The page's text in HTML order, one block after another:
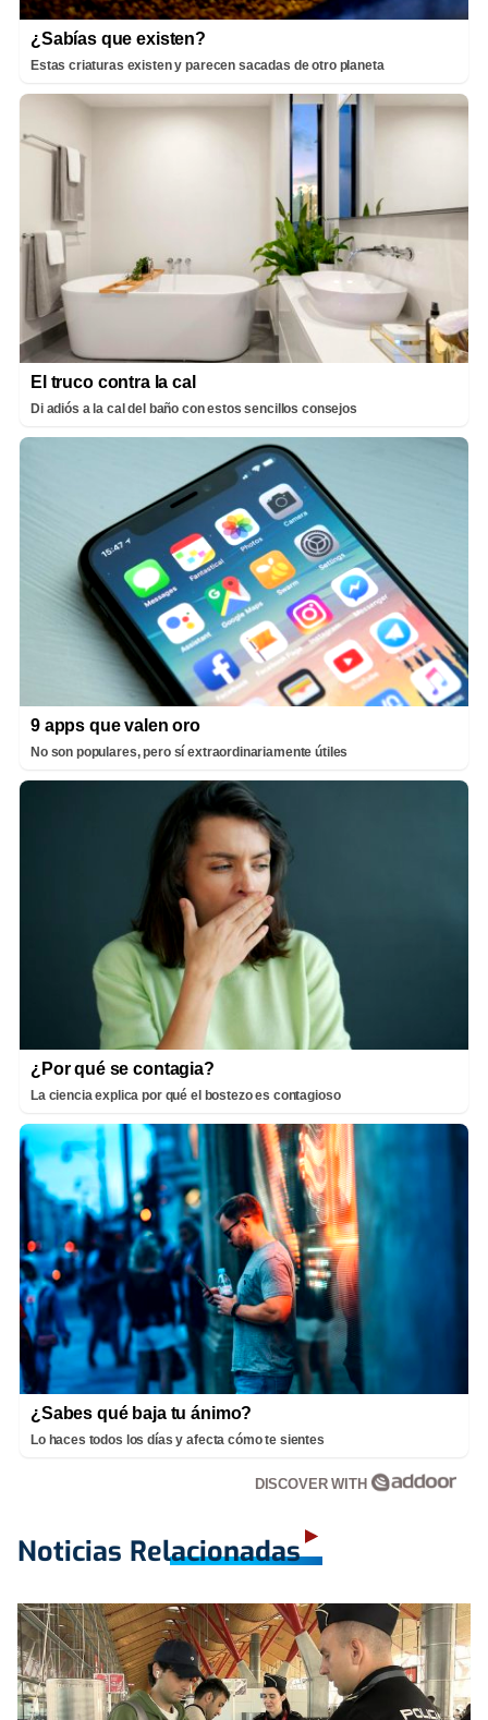
¿Sabías que existen?
Estas criaturas existen y parecen sacadas de otro planeta
El truco contra la cal
Di adiós a la cal del baño con estos sencillos consejos
9 apps que valen oro
No son populares, pero sí extraordinariamente útiles
¿Por qué se contagia?
La ciencia explica por qué el bostezo es contagioso
¿Sabes qué baja tu ánimo?
Lo haces todos los días y afecta cómo te sientes
DISCOVER WITH
Noticias Relacionadas